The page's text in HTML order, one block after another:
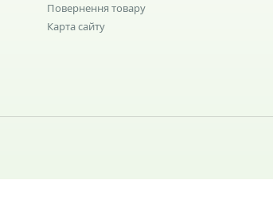
Повернення товару
Карта сайту